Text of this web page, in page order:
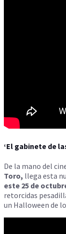
‘El gabinete de
De la mano del
Toro, llega esta
este 25 de
retorcidas
un Halloween de